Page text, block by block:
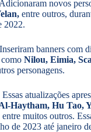
Adicionaram novos
entre outros,
2022.
Inseriram banners com
como Nilou, Eimia,
personagens.
Essas atualizações
Haytham, Hu Tao,
entre muitos outros.
de 2023 até janeiro